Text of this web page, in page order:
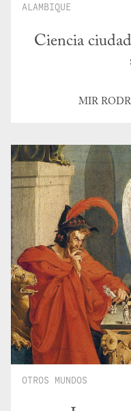
ALAMBIQUE
Ciencia
MIR
OTROS MUNDOS